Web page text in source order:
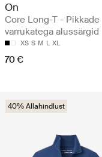
On
Core Long-T - Pikkade
varrukatega alussärgid
XS S M L XL
70 €
40% Allahindlust